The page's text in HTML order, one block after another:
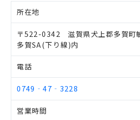
所在地
〒522-0342 滋賀県犬上郡多賀町
多賀SA(下り線)内
電話
0749‐47‐3228
営業時間